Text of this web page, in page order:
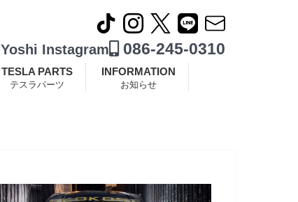
Yoshi Instagram 086-245-0310
TESLA PARTS
テスラパーツ
INFORMATION
お知らせ